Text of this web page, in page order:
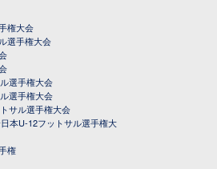
権大会
選手権大会
選手権大会
選手権大会
サル選手権大会
本U-12フットサル選手権大
権